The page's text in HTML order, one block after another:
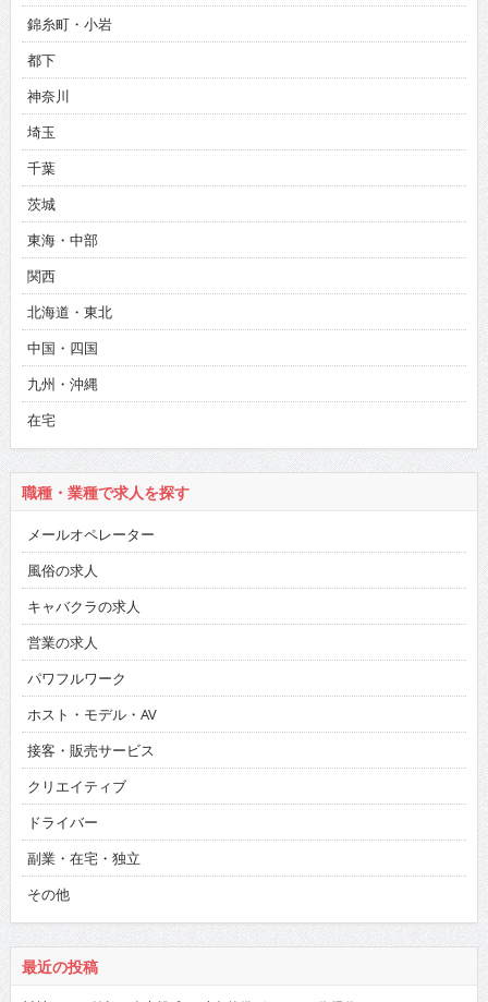
錦糸町・小岩
都下
神奈川
埼玉
千葉
茨城
東海・中部
関西
北海道・東北
中国・四国
九州・沖縄
在宅
職種・業種で求人を探す
メールオペレーター
風俗の求人
キャバクラの求人
営業の求人
パワフルワーク
ホスト・モデル・AV
接客・販売サービス
クリエイティブ
ドライバー
副業・在宅・独立
その他
最近の投稿